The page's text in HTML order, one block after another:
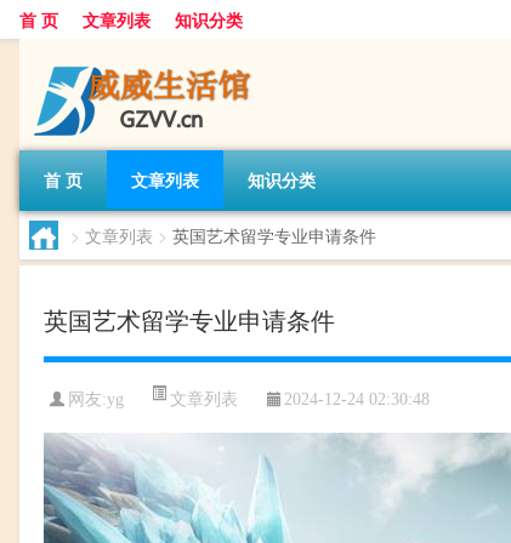
首 页 文章列表 知识分类
首 页 文章列表 知识分类
> 文章列表 > 英国艺术留学专业申请条件
英国艺术留学专业申请条件
网友:yg 文章列表 2024-12-24 02:30:48